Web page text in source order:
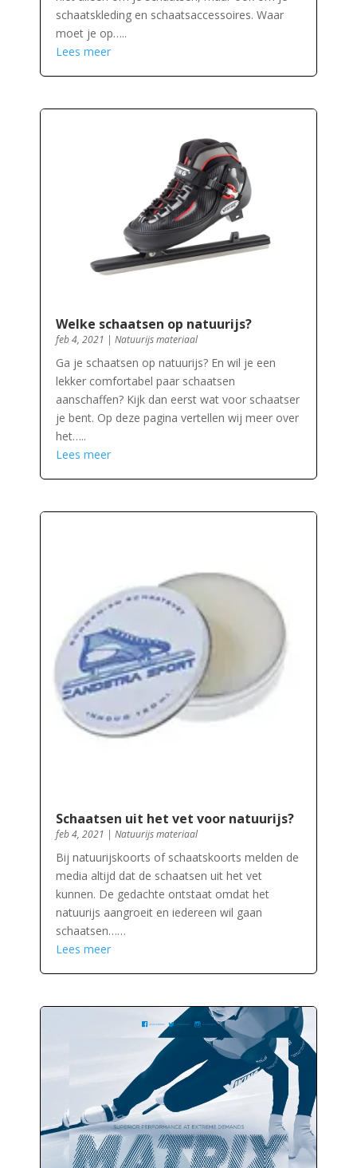
schaatskleding en schaatsaccessoires. Waar
moet je op…..
Lees meer
Welke schaatsen op natuurijs?
feb 4, 2021 | Natuurijs materiaal
Ga je schaatsen op natuurijs? En wil je een
lekker comfortabel paar schaatsen
aanschaffen? Kijk dan eerst wat voor schaatser
je bent. Op deze pagina vertellen wij meer over
het…..
Lees meer
Schaatsen uit het vet voor natuurijs?
feb 4, 2021 | Natuurijs materiaal
Bij natuurijskoorts of schaatskoorts melden de
media altijd dat de schaatsen uit het vet
kunnen. De gedachte ontstaat omdat het
natuurijs aangroeit en iedereen wil gaan
schaatsen……
Lees meer